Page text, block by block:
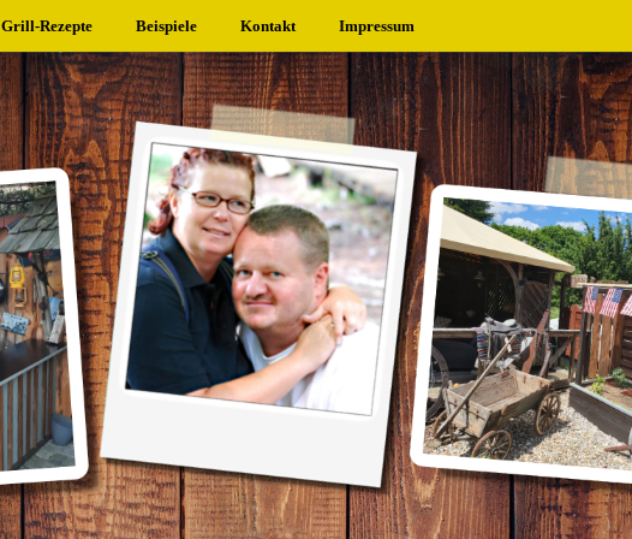
Grill-Rezepte Beispiele Kontakt Impressum